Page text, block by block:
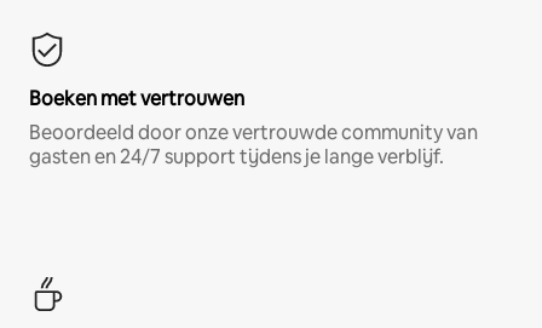
Boeken met vertrouwen
Beoordeeld door onze vertrouwde community van
gasten en 24/7 support tijdens je lange verblijf.